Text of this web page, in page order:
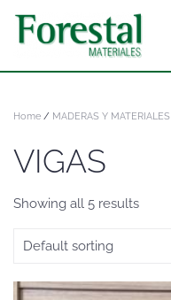
Home / MADERAS Y MATERIALES
VIGAS
Showing all 5 results